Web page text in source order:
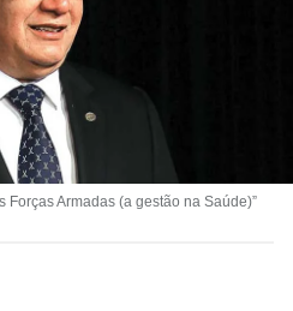
Forças Armadas (a gestão na Saúde)”